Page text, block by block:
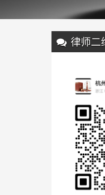
律师二